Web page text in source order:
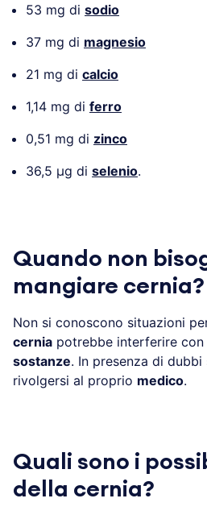
53 mg di sodio
37 mg di magnesio
21 mg di calcio
1,14 mg di ferro
0,51 mg di zinco
36,5 µg di selenio.
Quando non
mangiare cernia?
Non si conoscono situazioni
cernia potrebbe interferire con
sostanze. In presenza di
rivolgersi al proprio medico.
Quali sono i
della cernia?